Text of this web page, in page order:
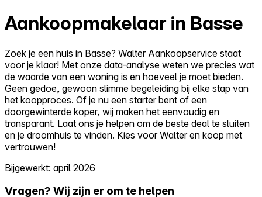
Aankoopmakelaar in Basse
Zoek je een huis in Basse? Walter Aankoopservice staat
voor je klaar! Met onze data-analyse weten we precies wat
de waarde van een woning is en hoeveel je moet bieden.
Geen gedoe, gewoon slimme begeleiding bij elke stap van
het koopproces. Of je nu een starter bent of een
doorgewinterde koper, wij maken het eenvoudig en
transparant. Laat ons je helpen om de beste deal te sluiten
en je droomhuis te vinden. Kies voor Walter en koop met
vertrouwen!
Bijgewerkt: april 2026
Vragen? Wij zijn er om te helpen